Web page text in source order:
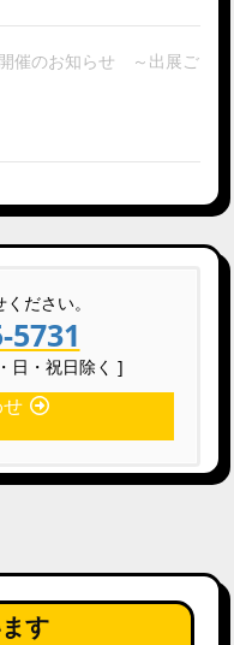
開催のお知らせ ～出展ご
ださい。
5731
日・祝日除く ]
す